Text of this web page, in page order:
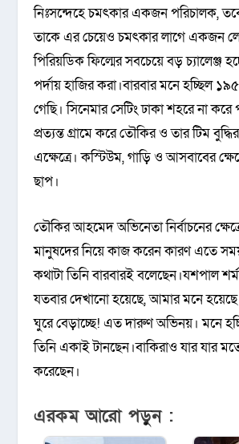
নিঃসন্দেহে চমৎকার একজন পরিচালক,
তাকে এর চেয়েও চমৎকার লাগে একজন
পিরিয়ডিক ফিল্মের সবচেয়ে বড় চ্যালেঞ্জ
পর্দায় হাজির করা।বারবার মনে হচ্ছিল
গেছি। সিনেমার সেটিং ঢাকা শহরে না
প্রত্যন্ত গ্রামে করে তৌকির ও তার টিম
এক্ষেত্রে। কস্টিউম, গাড়ি ও আসবাবের
ছাপ।
তৌকির আহমেদ অভিনেতা নির্বাচনের
মানুষদের নিয়ে কাজ করেন কারণ এতে
কথাটা তিনি বারবারই বলেছেন।যশপাল
যতবার দেখানো হয়েছে, আমার মনে হয়েছে
ঘুরে বেড়াচ্ছে! এত দারুণ অভিনয়। মনে
তিনি একাই টানছেন।বাকিরাও যার যার
করেছেন।
এরকম আরো পড়ুন :